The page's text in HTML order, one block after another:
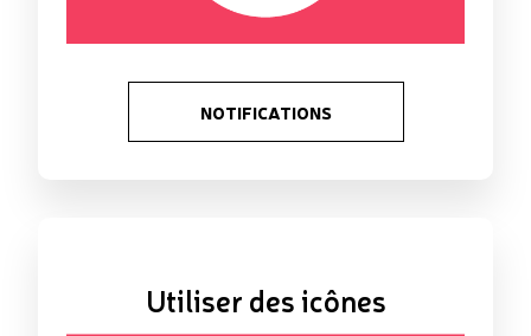
NOTIFICATIONS
Utiliser des icônes